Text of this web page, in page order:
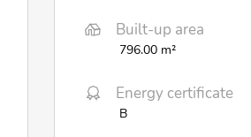
Built-up area
796.00 m²
Energy certificate
B